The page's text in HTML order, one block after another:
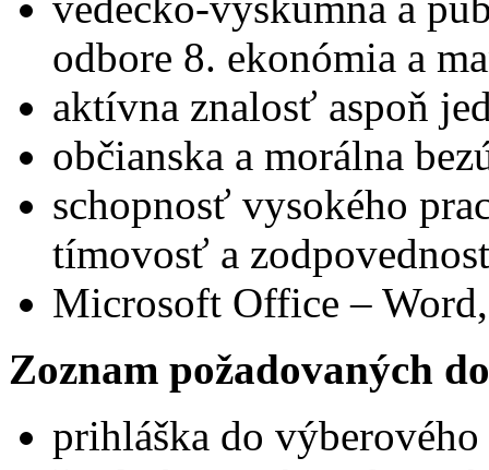
odbore 8. ekonómia a
aktívna znalosť aspoň
občianska a morálna
schopnosť vysokého
tímovosť a
Microsoft Office –
Zoznam požadovaných
prihláška do